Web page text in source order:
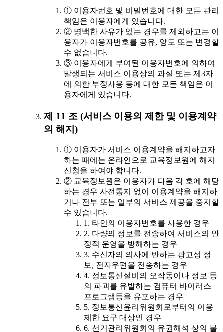
① 이용자번호 및 비밀번호에 대한 모든 관리
책임은 이용자에게 있습니다.
② 명백한 사유가 있는 경우를 제외하고는 이
용자가 이용자번호를 공유, 양도 또는 변경할
수 없습니다.
③ 이용자에게 부여된 이용자번호에 의하여
발생되는 서비스 이용상의 과실 또는 제3자
에 의한 부정사용 등에 대한 모든 책임은 이
용자에게 있습니다.
제 11 조 (서비스 이용의 제한 및 이용계약
의 해지)
① 이용자가 서비스 이용계약을 해지하고자
하는 때에는 온라인으로 교육정보원에 해지
신청을 하여야 합니다.
② 교육정보원은 이용자가 다음 각 호에 해당
하는 경우 사전통지 없이 이용계약을 해지하
거나 전부 또는 일부의 서비스 제공을 중지할
수 있습니다.
1. 타인의 이용자번호를 사용한 경우
2. 다량의 정보를 전송하여 서비스의 안
정적 운영을 방해하는 경우
3. 수신자의 의사에 반하는 광고성 정
보, 전자우편을 전송하는 경우
4. 정보통신설비의 오작동이나 정보 등
의 파괴를 유발하는 컴퓨터 바이러스
프로그램등을 유포하는 경우
5. 정보통신윤리위원회로부터의 이용
제한 요구 대상인 경우
6. 선거관리위원회의 유권해석 상의 불